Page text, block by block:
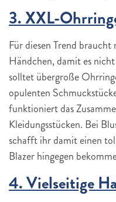
3. XXL-
Für diesen Trend
Händchen, damit es
solltet übergroße
opulenten
funktioniert das
Kleidungsstücken. Bei
schafft ihr damit einen
Blazer hingegen
4. Vielseitige